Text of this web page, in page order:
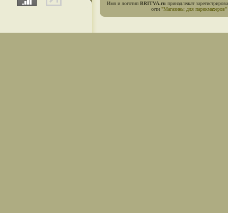
Имя и логотип BRITVA.ru принадлежат
сети "Магазины для парикмахеров"